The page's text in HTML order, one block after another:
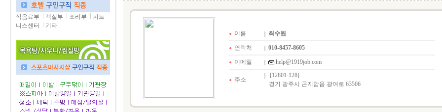
식음료부 객실부 조리부
피트
니스센터
기타
이름 최수원
연락처 010-8457-8605
이메일 help@1919job.com
주소
[12801-128]
경기 광주시 곤지암읍 광여로 63506